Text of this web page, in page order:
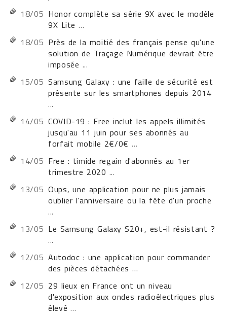
18/05 Honor complète sa série 9X avec le modèle
9X Lite...
18/05 Près de la moitié des français pense qu'une
solution de Traçage Numérique devrait être
imposée ...
15/05 Samsung Galaxy : une faille de sécurité est
présente sur les smartphones depuis 2014
...
14/05 COVID-19 : Free inclut les appels illimités
jusqu'au 11 juin pour ses abonnés au
forfait mobile 2€/0€...
14/05 Free : timide regain d'abonnés au 1er
trimestre 2020 ...
13/05 Oups, une application pour ne plus jamais
oublier l'anniversaire ou la fête d'un proche
...
13/05 Le Samsung Galaxy S20+, est-il résistant ?
...
12/05 Autodoc : une application pour commander
des pièces détachées ...
12/05 29 lieux en France ont un niveau
d'exposition aux ondes radioélectriques plus
élevé ...